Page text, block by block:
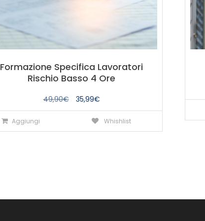
Formazione Specifica Lavoratori
Rischio Basso 4 Ore
49,90€
Il
prezzo
originale
35,99€Il
prezzo
attuale
Aggiungi Whishlist